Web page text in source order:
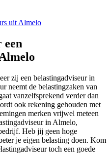
uit Almelo
een
zij een belastingadviseur in
neemt de belastingzaken van
vanzelfsprekend verder dan
ook rekening gehouden met
merken vrijwel meteen
in Almelo,
Heb jij geen hoge
je eigen belasting doen. Kom
toch een goede